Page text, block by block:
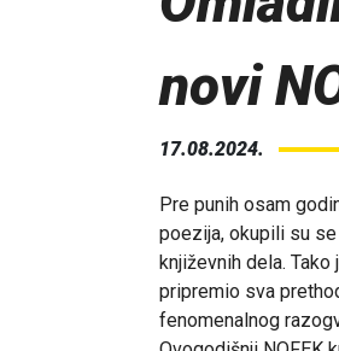
novi
17.08.2024.
Pre punih osam
poezija, okupili su
književnih dela.
pripremio sva
fenomenalnog